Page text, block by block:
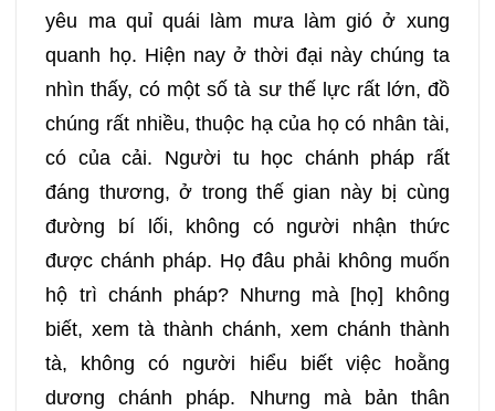
yêu ma quỉ quái làm mưa làm gió ở xung
quanh họ. Hiện nay ở thời đại này chúng ta
nhìn thấy, có một số tà sư thế lực rất lớn, đồ
chúng rất nhiều, thuộc hạ của họ có nhân tài,
có của cải. Người tu học chánh pháp rất
đáng thương, ở trong thế gian này bị cùng
đường bí lối, không có người nhận thức
được chánh pháp. Họ đâu phải không muốn
hộ trì chánh pháp? Nhưng mà [họ] không
biết, xem tà thành chánh, xem chánh thành
tà, không có người hiểu biết việc hoằng
dương chánh pháp. Nhưng mà bản thân